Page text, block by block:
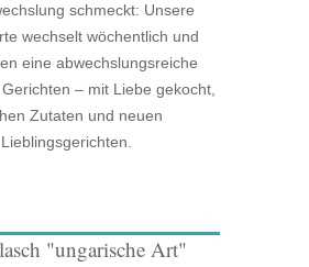
schmeckt: Unsere
wechselt wöchentlich und
eine abwechslungsreiche
– mit Liebe gekocht,
Zutaten und neuen
Lieblingsgerichten.
"ungarische Art"